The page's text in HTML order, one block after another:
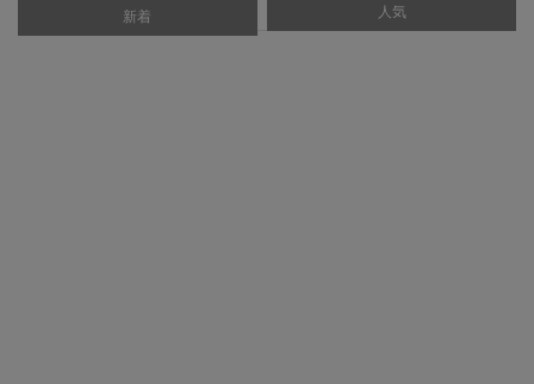
あなたにおすすめ 人気
新着